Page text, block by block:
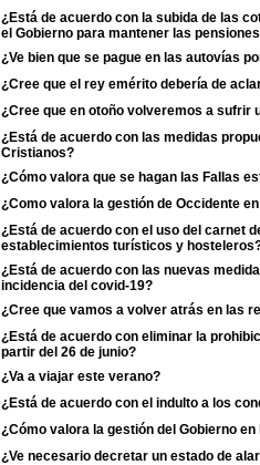
¿Está de acuerdo con la subida de las
el Gobierno para mantener las
¿Ve bien que se pague en las autovías
¿Cree que el rey emérito debería de
¿Cree que en otoño volveremos a sufrir
¿Está de acuerdo con las medidas
Cristianos?
¿Cómo valora que se hagan las Fallas
¿Como valora la gestión de Occidente
¿Está de acuerdo con el uso del carnet
establecimientos turísticos y
¿Está de acuerdo con las nuevas
incidencia del covid-19?
¿Cree que vamos a volver atrás en las
¿Está de acuerdo con eliminar la
partir del 26 de junio?
¿Va a viajar este verano?
¿Está de acuerdo con el indulto a los
¿Cómo valora la gestión del Gobierno
¿Ve necesario decretar un estado de